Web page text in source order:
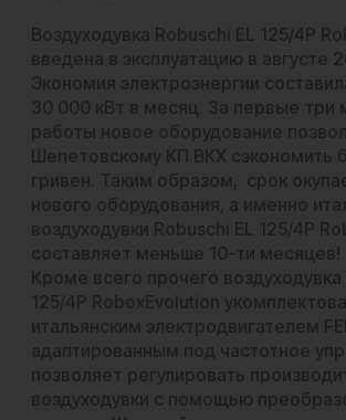
Воздуходувка Robuschi EL 125/4P
введена в эксплуатацию в августе
Экономия электроэнергии
30 000 кВт в месяц. За первые три
работы новое оборудование
Шепетовскому КП ВКХ сэкономить
гривен. Таким образом, срок
нового оборудования, а именно
воздуходувки Robuschi EL 125/4P
составляет меньше 10-ти месяцев!
Кроме всего прочего воздуходувка
125/4P RoboxEvolution
итальянским электродвигателем
адаптированным под частотное
позволяет регулировать
воздуходувки с помощью